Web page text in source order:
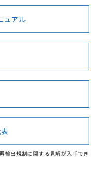
前に、以下を必ずお読
Cd Cr(VI)
ュアル
輸出規制に関する見解が入手でき